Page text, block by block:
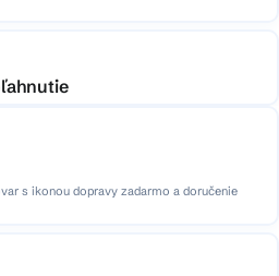
s ikonou dopravy zadarmo a doručenie